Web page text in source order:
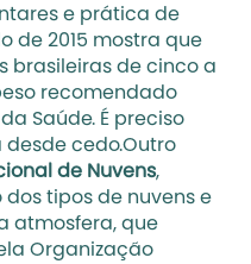
e prática de
de 2015 mostra que
brasileiras de cinco a
recomendado
Saúde. É preciso
cedo.Outro
de Nuvens,
tipos de nuvens e
atmosfera, que
Organização